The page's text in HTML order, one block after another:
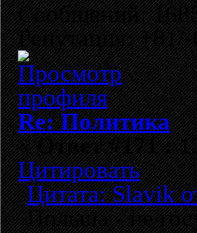
Сообщений:
Репутация:
Re: Политика
«Ответ #171 :
Цитировать
Цитата: Slavik
Польша - не